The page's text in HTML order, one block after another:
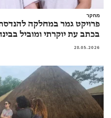
מחקר
פרויקט גמר במחלקה
בכתב עת יוקרתי ומוביל
28.05.2026